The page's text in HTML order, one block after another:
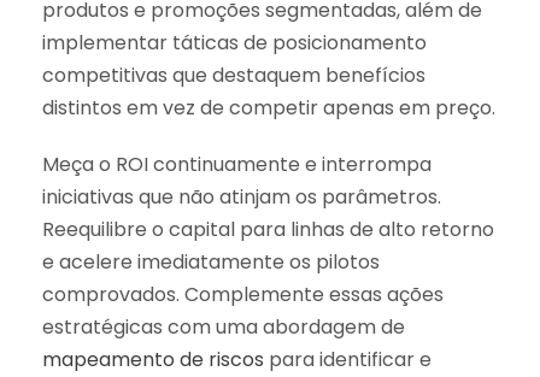
produtos e promoções segmentadas, além de
implementar táticas de posicionamento
competitivas que destaquem benefícios
distintos em vez de competir apenas em preço.
Meça o ROI continuamente e interrompa
iniciativas que não atinjam os parâmetros.
Reequilibre o capital para linhas de alto retorno
e acelere imediatamente os pilotos
comprovados. Complemente essas ações
estratégicas com uma abordagem de
mapeamento de riscos para identificar e